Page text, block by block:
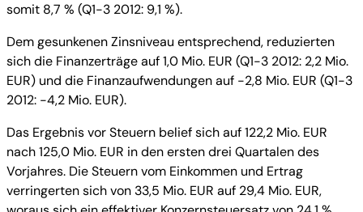
somit 8,7 % (Q1-3 2012: 9,1 %).
Dem gesunkenen Zinsniveau entsprechend, reduzierten
sich die Finanzerträge auf 1,0 Mio. EUR (Q1-3 2012: 2,2 Mio.
EUR) und die Finanzaufwendungen auf -2,8 Mio. EUR (Q1-3
2012: -4,2 Mio. EUR).
Das Ergebnis vor Steuern belief sich auf 122,2 Mio. EUR
nach 125,0 Mio. EUR in den ersten drei Quartalen des
Vorjahres. Die Steuern vom Einkommen und Ertrag
verringerten sich von 33,5 Mio. EUR auf 29,4 Mio. EUR,